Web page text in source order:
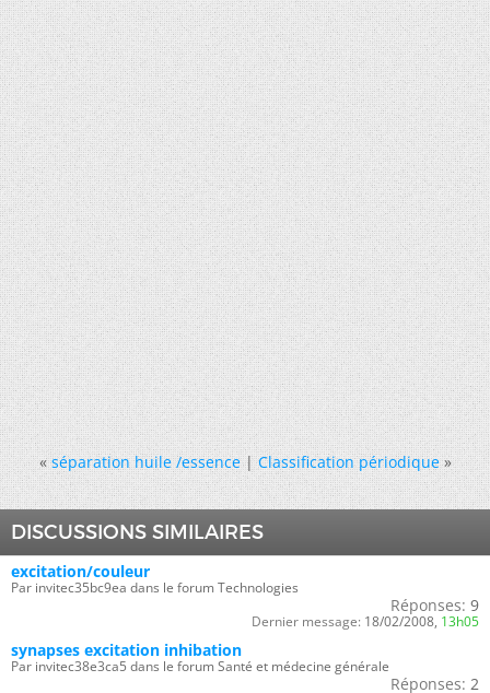
« séparation huile /essence|Classification périodique »
DISCUSSIONS SIMILAIRES
excitation/couleur
Par invitec35bc9ea dans le forum Technologies
Réponses: 9
Dernier message: 18/02/2008, 13h05
synapses excitation inhibation
Par invitec38e3ca5 dans le forum Santé et médecine générale
Réponses: 2